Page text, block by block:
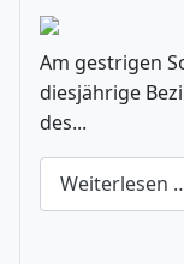
Am gestrigen
diesjährige
des...
Weiterlesen